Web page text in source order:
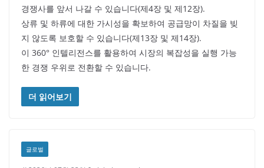
경쟁사를 앞서 나갈 수 있습니다(제4장 및 제12장).
상류 및 하류에 대한 가시성을 확보하여 공급망이 차질을 빚
지 않도록 보호할 수 있습니다(제13장 및 제14장).
이 360° 인텔리전스를 활용하여 시장의 복잡성을 실행 가능
한 경쟁 우위로 전환할 수 있습니다.
더 읽어보기
글로벌